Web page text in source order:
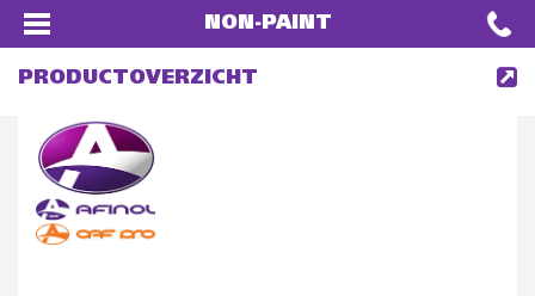
NON-PAINT
PRODUCTOVERZICHT